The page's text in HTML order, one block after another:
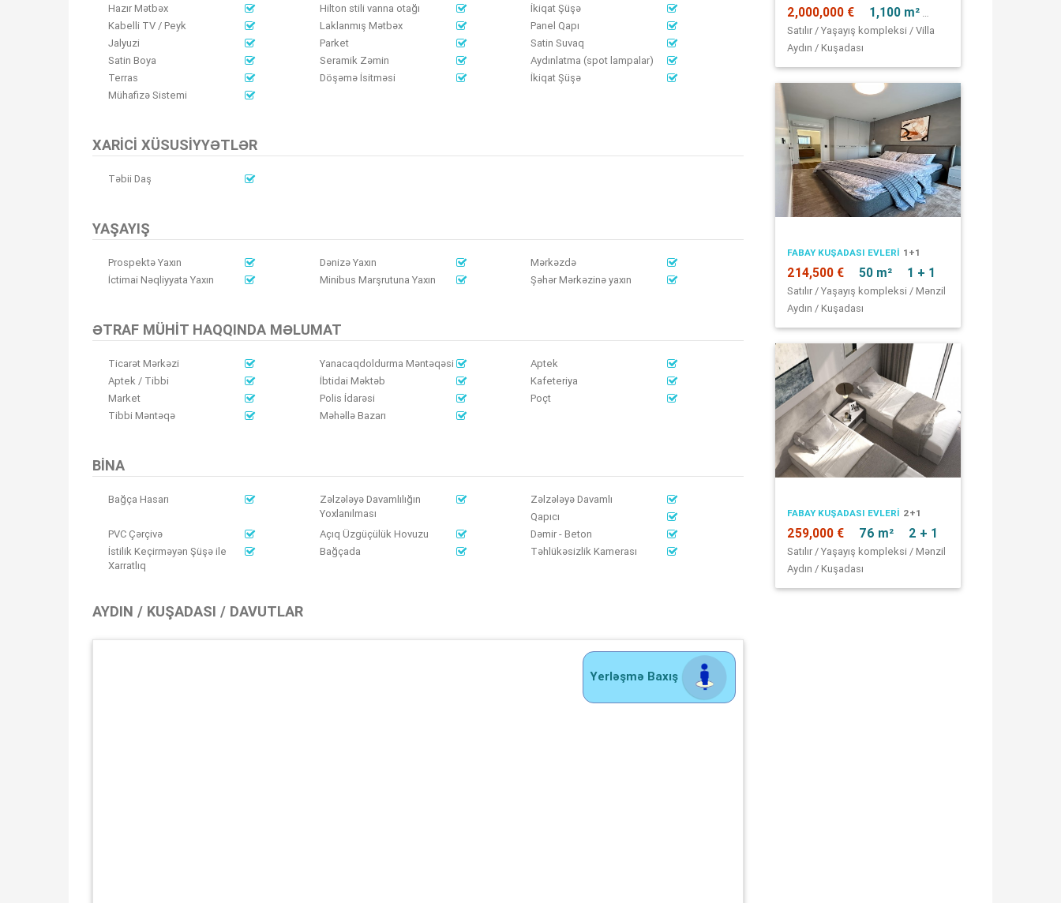
Hazır Mətbəx
Hilton stili vanna otağı
İkiqat Şüşə
Kabelli TV / Peyk
Laklanmış Mətbəx
Panel Qapı
Jalyuzi
Parket
Satin Suvaq
Satin Boya
Seramik Zəmin
Aydınlatma (spot lampalar)
Terras
Döşəmə İsitməsi
İkiqat Şüşə
Mühafizə Sistemi
XARICI XÜSUSIYYƏTLƏR
Təbii Daş
YAŞAYIŞ
Prospektə Yaxın Dənizə Yaxın
Mərkəzdə
İctimai Nəqliyyata Yaxın
Minibus Marşrutuna Yaxın Şəhər Mərkəzinə yaxın
ƏTRAF MÜHIT HAQQINDA MƏLUMAT
Ticarət Mərkəzi Yanacaqdoldurma Məntəqəsi
Aptek
Aptek / Tibbi
İbtidai Məktəb
Kafeteriya
Market
Polis İdarəsi
Poçt
Tibbi Məntəqə
Məhəllə Bazarı
BINA
Bağça Hasarı
Zəlzələyə Davamlılığın
Yoxlanılması
Zəlzələyə Davamlı
Qapıcı
PVC Çərçivə
Açıq Üzgüçülük Hovuzu
Dəmir - Beton
İstilik Keçirməyən Şüşə ile
Xarratlıq
Bağçada Təhlükəsizlik Kamerası
AYDIN / KUŞADASI / DAVUTLAR
Yerləşmə Baxış
2,000,000 € 1,100 m²
Satılır / Yaşayış kompleksi / Villa
Aydın / Kuşadası
FABAY KUŞADASI EVLERI 1+1
214,500 € 50 m² 1 + 1
Satılır / Yaşayış kompleksi / Mənzil
Aydın / Kuşadası
FABAY KUŞADASI EVLERI 2+1
259,000 € 76 m² 2 + 1
Satılır / Yaşayış kompleksi / Mənzil
Aydın / Kuşadası